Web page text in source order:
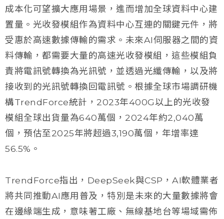
成本化可望擴大應用場景，進而增加全球資料中心建
置量。光收發模組作為資料中心互連的關鍵元件，將
受惠於高速數據傳輸的需求。未來AI伺服器之間的資
料傳輸，都需要大量的高速光收發模組，這些模組負
責將電訊號轉換為光訊號，並透過光纖傳輸，以及將
接收到的光訊號轉換回電訊號。根據全球市場調研機
構TrendForce統計，2023年400G以上的光收發
模組全球出貨量為640萬個，2024年約2,040萬
個，預估至2025年將超過3,190萬個，年增率達
56.5%。
TrendForce指出，DeepSeek與CSP，AI軟體業者
將共同推動AI應用普及，特別是未來的大量數據將會
在邊緣端生成，意味著工廠、無線基地台等場域需佈